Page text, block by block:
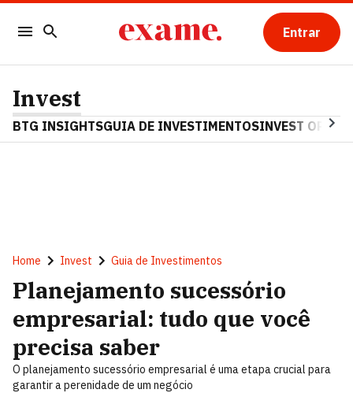
Entrar
Invest
BTG INSIGHTSGUIA DE INVESTIMENTOSINVEST OPINA
Home Invest Guia de Investimentos
Planejamento sucessório
empresarial: tudo que você
precisa saber
O planejamento sucessório empresarial é uma etapa crucial para
garantir a perenidade de um negócio